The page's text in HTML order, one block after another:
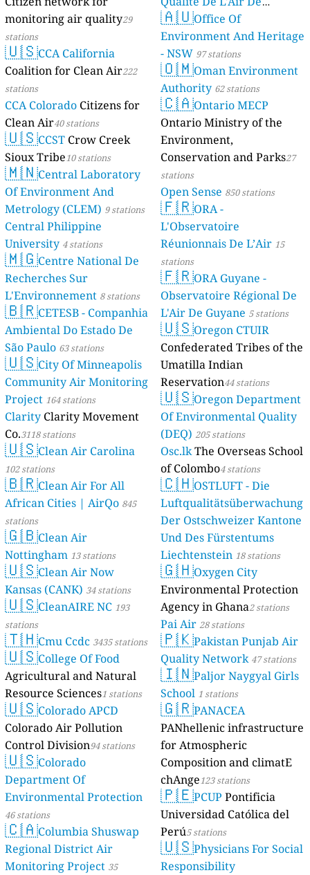
monitoring air quality29
stations
🇺🇸CCA California
Coalition for Clean Air222
stations
CCA Colorado Citizens for
Clean Air40 stations
🇺🇸CCST Crow Creek
Sioux Tribe10 stations
🇲🇳Central Laboratory
Of Environment And
Metrology (CLEM) 9 stations
Central Philippine
University 4 stations
🇲🇬Centre National De
Recherches Sur
L'Environnement 8 stations
🇧🇷CETESB - Companhia
Ambiental Do Estado De
São Paulo 63 stations
🇺🇸City Of Minneapolis
Community Air Monitoring
Project 164 stations
Clarity Clarity Movement
Co.3118 stations
🇺🇸Clean Air Carolina
102 stations
🇧🇷Clean Air For All
African Cities | AirQo 845
stations
🇬🇧Clean Air
Nottingham 13 stations
🇺🇸Clean Air Now
Kansas (CANK) 34 stations
🇺🇸CleanAIRE NC 193
stations
🇹🇭Cmu Ccdc 3435 stations
🇺🇸College Of Food
Agricultural and Natural
Resource Sciences1 stations
🇺🇸Colorado APCD
Colorado Air Pollution
Control Division94 stations
🇺🇸Colorado
Department Of
Environmental Protection
46 stations
🇨🇦Columbia Shuswap
Regional District Air
Monitoring Project 35
Mayotte 4 stations
🇦🇺Office Of
Environment And Heritage
- NSW 97 stations
🇴🇲Oman Environment
Authority 62 stations
🇨🇦Ontario MECP
Ontario Ministry of the
Environment,
Conservation and Parks27
stations
Open Sense 850 stations
🇫🇷ORA -
L'Observatoire
Réunionnais De L’Air 15
stations
🇫🇷ORA Guyane -
Observatoire Régional De
L'Air De Guyane 5 stations
🇺🇸Oregon CTUIR
Confederated Tribes of the
Umatilla Indian
Reservation44 stations
🇺🇸Oregon Department
Of Environmental Quality
(DEQ) 205 stations
Osc.lkThe Overseas School
of Colombo4 stations
🇨🇭OSTLUFT - Die
Luftqualitätsüberwachung
Der Ostschweizer Kantone
Und Des Fürstentums
Liechtenstein 18 stations
🇬🇭Oxygen City
Environmental Protection
Agency in Ghana2 stations
Pai Air 28 stations
🇵🇰Pakistan Punjab Air
Quality Network 47 stations
🇮🇳Paljor Naygyal Girls
School 1 stations
🇬🇷PANACEA
PANhellenic infrastructure
for Atmospheric
Composition and climatE
chAnge123 stations
🇵🇪PCUP Pontificia
Universidad Católica del
Perú5 stations
🇺🇸Physicians For Social
Responsibility